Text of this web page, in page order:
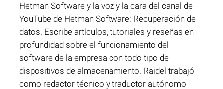
Hetman Software y la voz y la cara del canal de
YouTube de Hetman Software: Recuperación de
datos. Escribe artículos, tutoriales y reseñas en
profundidad sobre el funcionamiento del
software de la empresa con todo tipo de
dispositivos de almacenamiento. Raidel trabajó
como redactor técnico y traductor autónomo